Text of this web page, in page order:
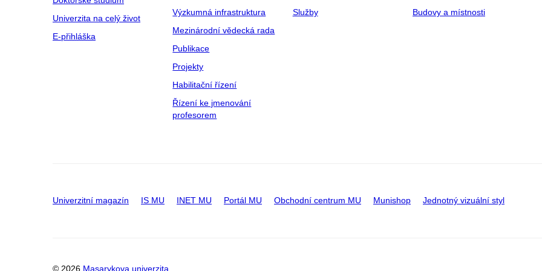
Univerzita na celý život
E-přihláška
Výzkumná infrastruktura
Mezinárodní vědecká rada
Publikace
Projekty
Habilitační řízení
Řízení ke jmenování
profesorem
Služby
Budovy a místnosti
Univerzitní magazín IS MU INET MU Portál MU Obchodní centrum MU Munishop Jednotný vizuální styl
© 2026 Masarykova univerzita